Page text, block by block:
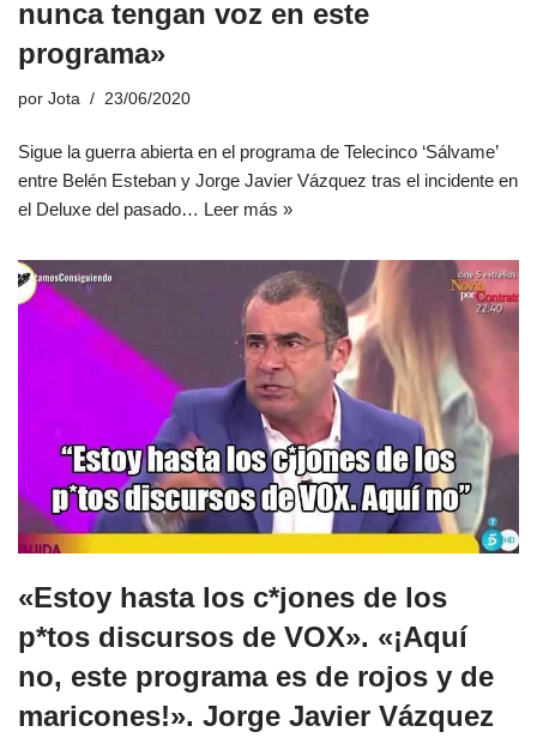
nunca tengan voz en este
programa»
por Jota 23/06/2020
Sigue la guerra abierta en el programa de Telecinco ‘Sálvame’
entre Belén Esteban y Jorge Javier Vázquez tras el incidente en
el Deluxe del pasado… Leer más »
«Estoy hasta los c*jones de los
p*tos discursos de VOX». «¡Aquí
no, este programa es de rojos y de
maricones!». Jorge Javier Vázquez